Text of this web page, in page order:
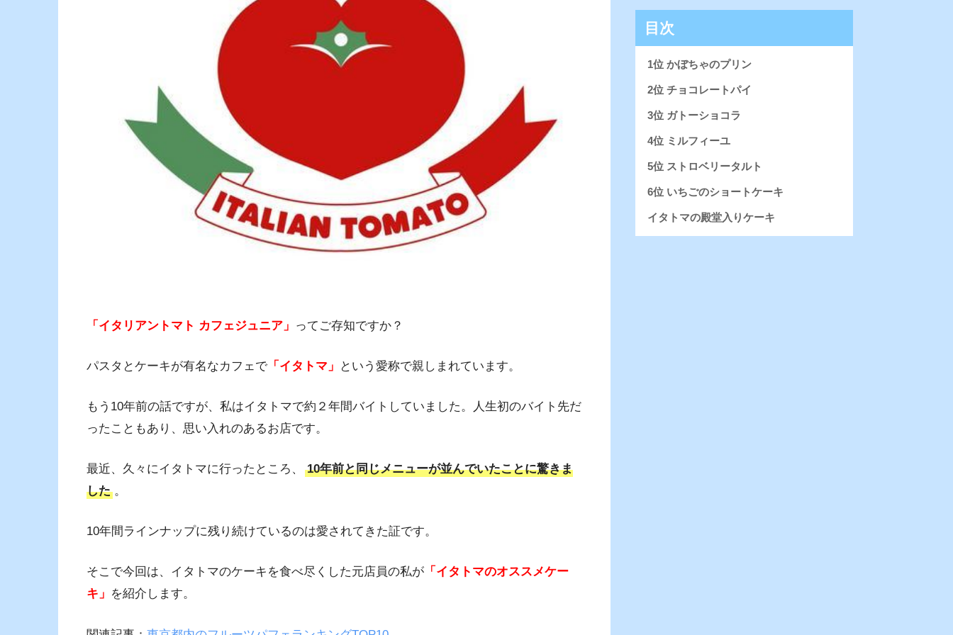
「イタリアントマト カフェジュニア」 ってご存知ですか？
パスタとケーキが有名なカフェで 「イタトマ」 という愛称で親しまれています。
もう10年前の話ですが、私はイタトマで約２年間バイトしていました。人生初のバイト先だ
ったこともあり、思い入れのあるお店です。
最近、久々にイタトマに行ったところ、
10年前と同じメニューが並んでいたことに驚きま
した 。
10年間ラインナップに残り続けているのは愛されてきた証です。
そこで今回は、イタトマのケーキを食べ尽くした元店員の私が 「イタトマのオススメケー
キ」 を紹介します。
目次
1位 かぼちゃのプリン
2位 チョコレートパイ
3位 ガトーショコラ
4位 ミルフィーユ
5位 ストロベリータルト
6位 いちごのショートケーキ
イタトマの殿堂入りケーキ